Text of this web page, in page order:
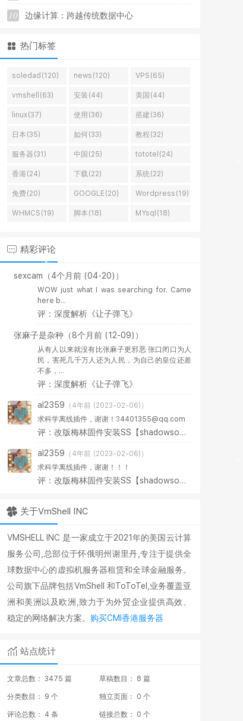
10 边缘计算 ： 跨越传统数据中心
热门标签
soledad(120) news(120) VPS(65)
vmshell(63) 安装(44) 美国(44)
linux(37) 使用(36) 搭建(36)
日本(35) 如何(33) 教程(32)
服务器(31) 中国(25) tototel(24)
香港(24) 下载(22) 系统(22)
免费(20) GOOGLE(20) Wordpress(19)
WHMCS(19) 脚本(18) MYsql(18)
精彩评论
sexcam （4个月前 (04-20)）
WOW just what I was searching for. Came
here b...
评：深度解析《让子弹飞》
张麻子是杂种 （8个月前 (12-09)）
从有人以来就没有比张麻子更邪恶 张口闭口为人
民，害死几千万人还为人民，为自己的皇位还差
不多，...
评：深度解析《让子弹飞》
al2359 （4年前 (2023-02-06)）
求科学离线插件，谢谢！34401355@qq.com
评：改版梅林固件安装SS【shadowsocks】科学上网插件教程
al2359 （4年前 (2023-02-06)）
求科学离线插件，谢谢！！！
评：改版梅林固件安装SS【shadowsocks】科学上网插件教程
关于VmShell INC
VMSHELL INC 是一家成立于2021年的美国云计算
服务公司,总部位于怀俄明州谢里丹,专注于提供全
球数据中心的虚拟机服务器租赁和全球金融服务。
公司旗下品牌包括VmShell 和ToToTel,业务覆盖亚
洲和美洲以及欧洲,致力于为外贸企业提供高效、
稳定的网络解决方案。 购买CMI香港服务器
站点统计
文章总数： 3475 篇 草稿数目： 8 篇
分类数目： 9 个 独立页面： 0 个
评论总数： 4 条 链接总数： 0 个